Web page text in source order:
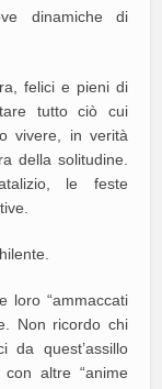
dinamiche di
felici e pieni di
tutto ciò cui
vivere, in verità
della solitudine.
le feste
loro “ammaccati
Non ricordo chi
quest’assillo
altre “anime